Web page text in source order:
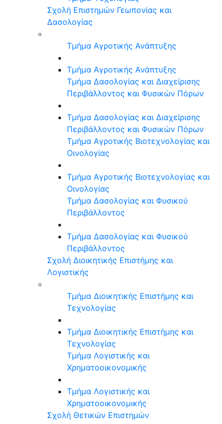
Σχολή Επιστημών Γεωπονίας και
Δασολογίας
Τμήμα Αγροτικής Ανάπτυξης
Τμήμα Αγροτικής Ανάπτυξης
Τμήμα Δασολογίας και Διαχείρισης
Περιβάλλοντος και Φυσικών Πόρων
Τμήμα Δασολογίας και Διαχείρισης
Περιβάλλοντος και Φυσικών Πόρων
Τμήμα Αγροτικής Βιοτεχνολογίας και
Οινολογίας
Τμήμα Αγροτικής Βιοτεχνολογίας και
Οινολογίας
Τμήμα Δασολογίας και Φυσικού
Περιβάλλοντος
Τμήμα Δασολογίας και Φυσικού
Περιβάλλοντος
Σχολή Διοικητικής Επιστήμης και
Λογιστικής
Τμήμα Διοικητικής Επιστήμης και
Τεχνολογίας
Τμήμα Διοικητικής Επιστήμης και
Τεχνολογίας
Τμήμα Λογιστικής και
Χρηματοοικονομικής
Τμήμα Λογιστικής και
Χρηματοοικονομικής
Σχολή Θετικών Επιστημών